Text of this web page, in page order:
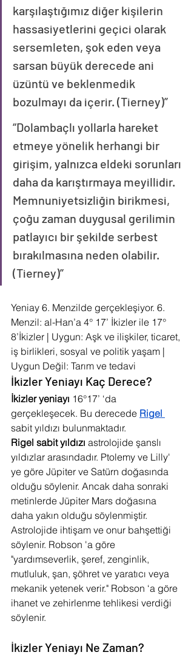
karşılaştığımız diğer kişilerin
hassasiyetlerini geçici olarak
sersemleten, şok eden veya
sarsan büyük derecede ani
üzüntü ve beklenmedik
bozulmayı da içerir. (Tierney)”
“Dolambaçlı yollarla hareket
etmeye yönelik herhangi bir
girişim, yalnızca eldeki sorunları
daha da karıştırmaya meyillidir.
Memnuniyetsizliğin birikmesi,
çoğu zaman duygusal gerilimin
patlayıcı bir şekilde serbest
bırakılmasına neden olabilir.
(Tierney)”
Yeniay 6. Menzilde gerçekleşiyor. 6.
Menzil: al-Han’a 4° 17’ İkizler ile 17°
8’İkizler | Uygun: Aşk ve ilişkiler, ticaret,
iş birlikleri, sosyal ve politik yaşam |
Uygun Değil: Tarım ve tedavi
İkizler Yeniayı Kaç Derece?
İkizler yeniayı 16°17’ ‘da
gerçekleşecek. Bu derecede Rigel
sabit yıldızı bulunmaktadır.
Rigel sabit yıldızı astrolojide şanslı
yıldızlar arasındadır. Ptolemy ve Lilly'
ye göre Jüpiter ve Satürn doğasında
olduğu söylenir. Ancak daha sonraki
metinlerde Jüpiter Mars doğasına
daha yakın olduğu söylenmiştir.
Astrolojide ihtişam ve onur bahşettiği
söylenir. Robson 'a göre
"yardımseverlik, şeref, zenginlik,
mutluluk, şan, şöhret ve yaratıcı veya
mekanik yetenek verir." Robson ‘a göre
ihanet ve zehirlenme tehlikesi verdiği
söylenir.
İkizler Yeniayı Ne Zaman?